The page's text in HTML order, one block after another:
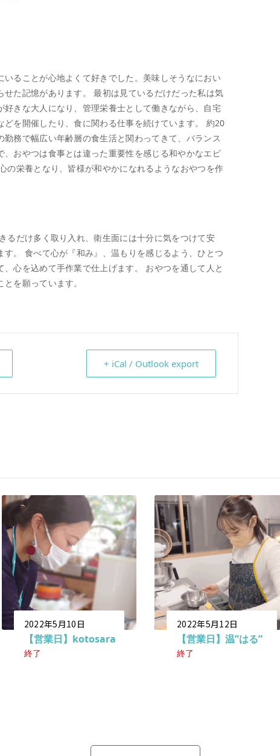
ることが心地よくて好きでした。美味しそうなにおい
た記憶があります。 最初は見ているだけだった私は気
きな大人になり、管理栄養士として働きながら、自宅
を開催したり、食に関わる仕事を続けています。 約20
務で幅広い年齢層の食生活と関わってきて、バランス
おやつは食事とは違った重要性を感じる和やかなエピ
の栄養となり、皆様が和やかになれるようなおやつを作
るだけ多く取り入れ、衛生面には十分に気をつけて安
。 食べて心が『和み』、温もりを感じるよう、ひとつ
心を込めて手作業で仕上げます。 おやつを通して人と
を願っています。
+ iCal / Outlook export
2022年5月10日
【営業日】kotosara
終了
2022年5月12日
【営業日】温”はる”
終了